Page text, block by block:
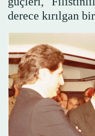
derece kırılgan